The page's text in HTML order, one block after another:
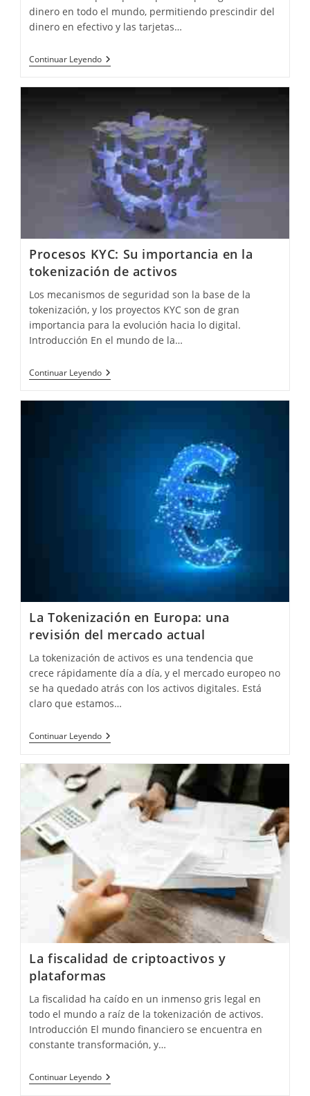
dinero en todo el mundo, permitiendo prescindir del
dinero en efectivo y las tarjetas…
Continuar LeyendoPlataformas
De
Latina
Y
La
Tokenización
De
Activos
Procesos KYC: Su importancia en la
tokenización de activos
Los mecanismos de seguridad son la base de la
tokenización, y los proyectos KYC son de gran
importancia para la evolución hacia lo digital.
Introducción En el mundo de la…
Continuar LeyendoProcesos
KYC:
La Tokenización en Europa: una
revisión del mercado actual
La tokenización de activos es una tendencia que
crece rápidamente día a día, y el mercado europeo no
se ha quedado atrás con los activos digitales. Está
claro que estamos…
Continuar LeyendoLa
Tokenización
Europa:
Una
Revisión
Del Mercado Actual
La fiscalidad de criptoactivos y
plataformas
La fiscalidad ha caído en un inmenso gris legal en
todo el mundo a raíz de la tokenización de activos.
Introducción El mundo financiero se encuentra en
constante transformación, y…
Continuar LeyendoLa
Fiscalidad